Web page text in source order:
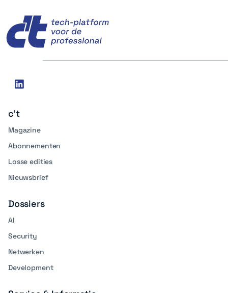
Social
linkedin
c't
Magazine
Abonnementen
Losse edities
Nieuwsbrief
Dossiers
AI
Security
Netwerken
Development